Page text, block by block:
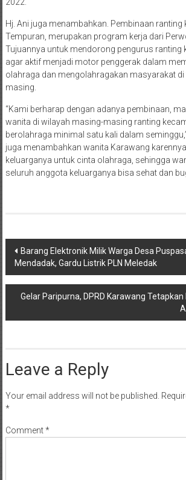
Hj. Ani juga menambahkan. Pembinaan
Tempuran, merupakan program kerja dari
Tujuannya untuk mendorong pengurus ranting
agar aktif menjadi motor penggerak dalam
olahraga dan mengolahragakan masyarakat
masing.
“Kami berharap dengan adanya pembinaan,
wanita di wilayah masing-masing ranting
berolahraga minimal satu kali dalam
juga menambahkan wanita Karawang
keluarganya untuk cinta olahraga, sehingga
seluruh anggota keluarganya bisa sehat dan
Post
navigation
Barang Elektronik Milik Warga Desa
Mendadak, Gardu Listrik PLN Meledak
Gelar Paripurna, DPRD Karawang
Leave a Reply
Your email address will not be published.
*
Comment*